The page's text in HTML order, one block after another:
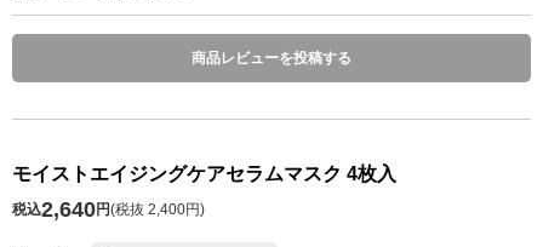
商品レビューを投稿する
モイストエイジングケアセラムマスク 4枚入
税込2,640円(税抜 2,400円)